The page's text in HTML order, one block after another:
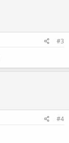
#3
#4